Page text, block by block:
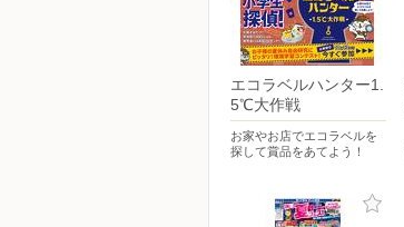
エコラベルハンター1.
5℃大作戦
お家やお店でエコラベルを
探して賞品をあてよう！